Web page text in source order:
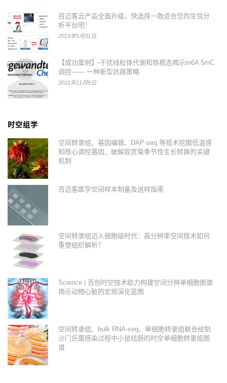
百迈客云产品全面升级，快选择一款适合您的生信分
析平台吧！
2019年5月31日
【成功案例】-干扰线粒体代谢和铁稳态揭示m6A 5mC
调控—— 一种新型抗癌策略
2021年11月8日
时空组学
空间转录组、基因编辑、DAP-seq 等技术挖掘低温感
知核心调控基因，破解观赏菊季节性生长转换的关键
机制
百迈客医学空间样本制备及送样指南
空间转录组迈入细胞级时代：高分辨率空间技术如何
重塑组织解析？
Science | 百创时空技术助力构建空间分辨单细胞图谱
揭示动物心脏的宏观演化蓝图
空间转录组、bulk RNA-seq、单细胞转录组联合绘制
沙门氏菌感染过程中小鼠结肠的时空单细胞转录组图
谱